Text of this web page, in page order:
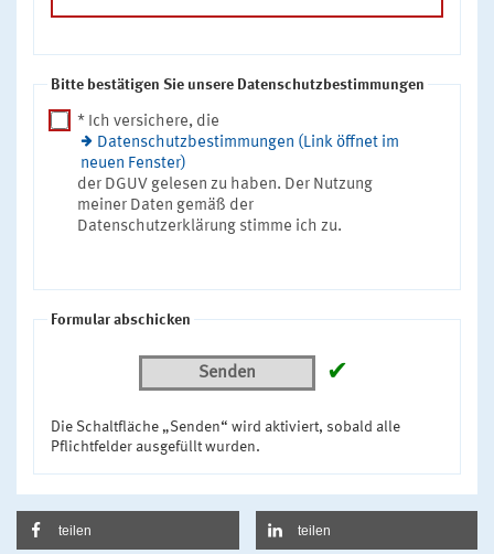
Bitte bestätigen Sie unsere Datenschutzbestimmungen
* Ich versichere, die
Datenschutzbestimmungen (Link öffnet im
neuen Fenster)
der DGUV gelesen zu haben. Der Nutzung
meiner Daten gemäß der
Datenschutzerklärung stimme ich zu.
Formular abschicken
Senden ✔
Die Schaltfläche „Senden“ wird aktiviert, sobald alle
Pflichtfelder ausgefüllt wurden.
teilen teilen